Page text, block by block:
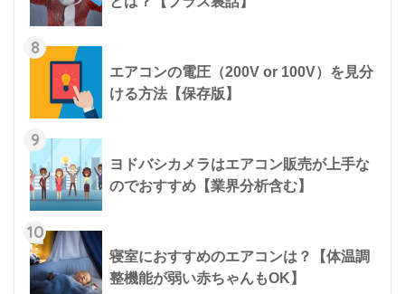
8
エアコンの電圧（200V or 100V）を見分
ける方法【保存版】
9
ヨドバシカメラはエアコン販売が上手な
のでおすすめ【業界分析含む】
10
寝室におすすめのエアコンは？【体温調
整機能が弱い赤ちゃんもOK】